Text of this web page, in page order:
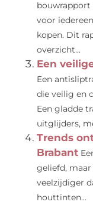
bouwrapport
voor
kopen. Dit
overzicht...
Een
Een
die veilig en
Een gladde
uitglijders,
Trends
Brabant
geliefd,
veelzijdiger
houttinten...